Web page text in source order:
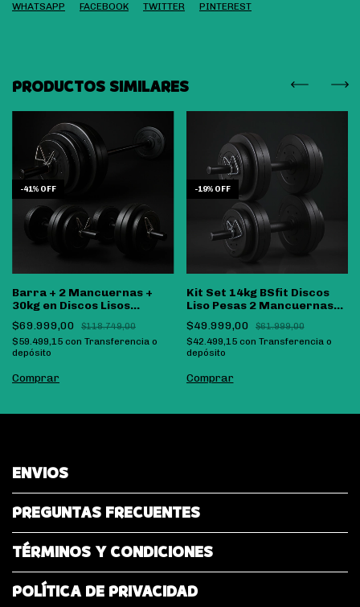
WHATSAPP FACEBOOK TWITTER PINTEREST
PRODUCTOS SIMILARES
-41% OFF
Barra + 2 Mancuernas +
30kg en Discos Lisos
Encastrables
$69.999,00 $118.749,00
$59.499,15 con Transferencia o
depósito
Comprar
-19% OFF
Kit Set 14kg BSfit Discos
Liso Pesas 2 Mancuernas
Combo
$49.999,00 $61.999,00
$42.499,15 con Transferencia o
depósito
Comprar
ENVIOS
PREGUNTAS FRECUENTES
TÉRMINOS Y CONDICIONES
POLÍTICA DE PRIVACIDAD